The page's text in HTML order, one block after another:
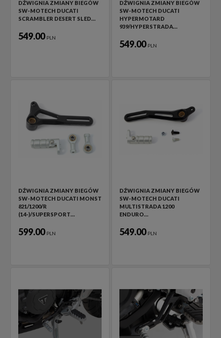
DŹWIGNIA ZMIANY BIEGÓW
SW-MOTECH DUCATI
SCRAMBLER DESERT SLED…
549.00 PLN
DŹWIGNIA ZMIANY BIEGÓW
SW-MOTECH DUCATI
HYPERMOTARD
939/HYPERSTRADA…
549.00 PLN
DŹWIGNIA ZMIANY BIEGÓW
SW-MOTECH DUCATI MONST
821/1200/R
(14-)/SUPERSPORT…
599.00 PLN
DŹWIGNIA ZMIANY BIEGÓW
SW-MOTECH DUCATI
MULTISTRADA 1200
ENDURO…
549.00 PLN